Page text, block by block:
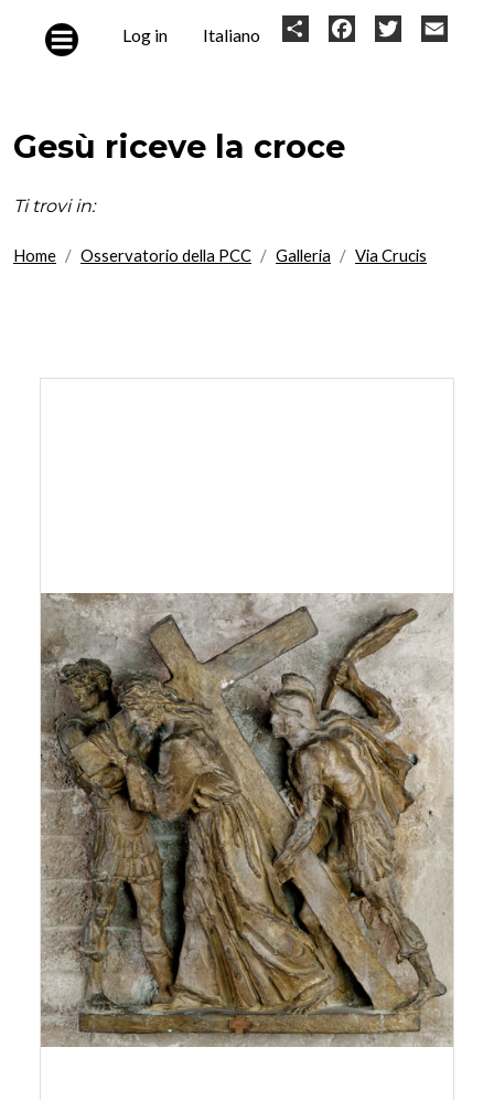
User
Log in Italiano Share FacebookTwitter
Gesù riceve la croce
Ti trovi in:
Home Osservatorio della PCC Galleria Via Crucis